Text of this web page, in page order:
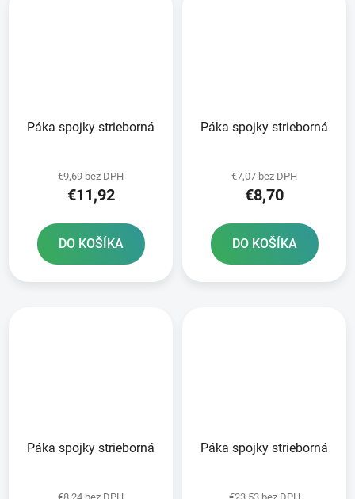
Páka spojky strieborná
€9,69 bez DPH
€11,92
DO KOŠÍKA
Páka spojky strieborná
€7,07 bez DPH
€8,70
DO KOŠÍKA
Páka spojky strieborná Páka spojky strieborná